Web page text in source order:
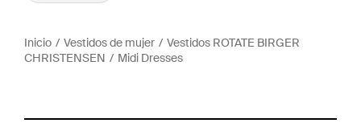
Inicio Vestidos de mujer
Vestidos ROTATE BIRGER
CHRISTENSEN
Midi Dresses